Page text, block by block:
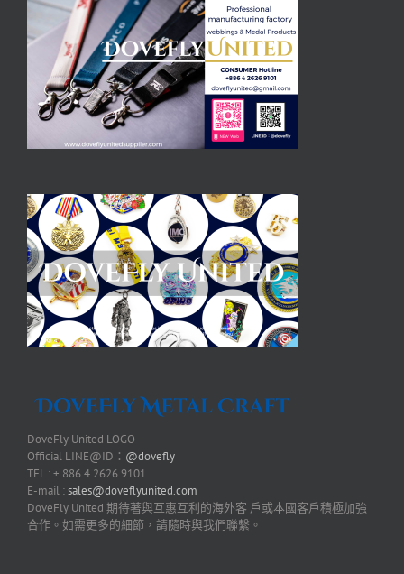
DoveFly United LOGO
Official LINE@ID： @dovefly
TEL : + 886 4 2626 9101
E-mail :sales@doveflyunited.com
DoveFly United 期待著與互惠互利的海外客 戶或本國客戶積極加強
合作。如需更多的細節，請隨時與我們聯繫。